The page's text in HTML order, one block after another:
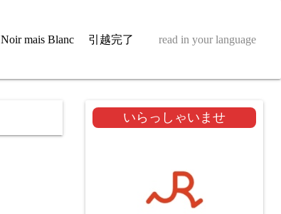
Noir mais Blanc 引越完了 read in your language
いらっしゃいませ